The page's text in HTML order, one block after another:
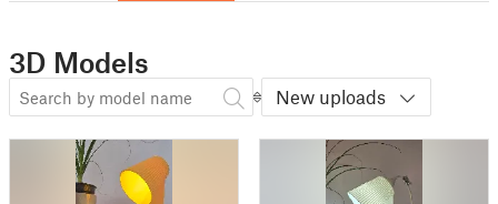
3D Models
New uploads